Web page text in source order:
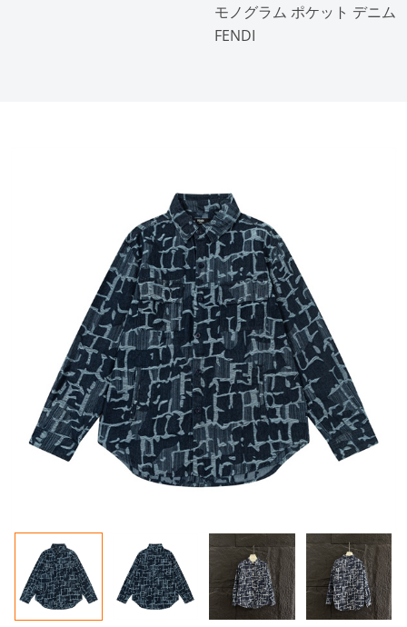
モノグラム ポケット デニム
FENDI